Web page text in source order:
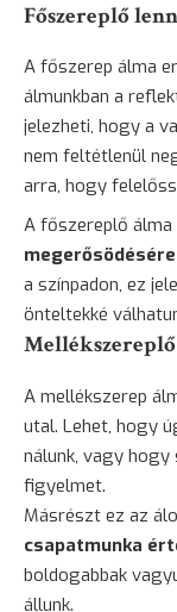
Főszereplő
A főszerep álma
álmunkban a
jelezheti, hogy a
nem feltétlenül
arra, hogy
A főszereplő
megerősödésére
a színpadon, ez
önteltekké
A mellékszerep
utal. Lehet, hogy
nálunk, vagy hogy
figyelmet.
Másrészt ez az
csapatmunka
boldogabbak
állunk.